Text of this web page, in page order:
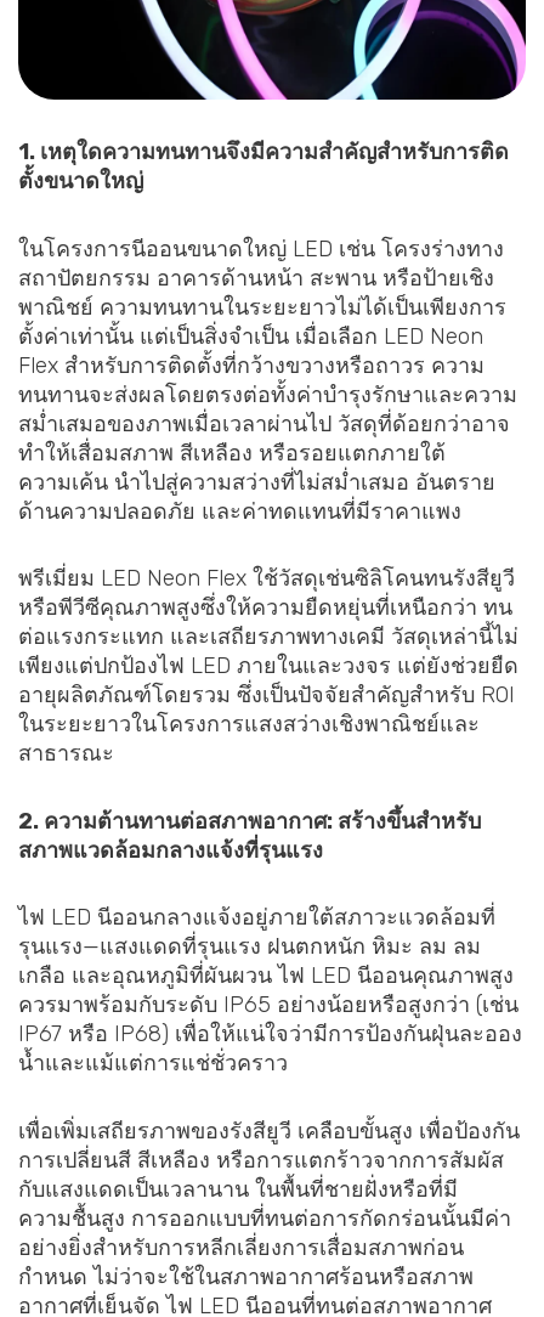
1. เหตุใดความทนทานจึงมีความสำคัญสำหรับการติด
ตั้งขนาดใหญ่
ในโครงการนีออนขนาดใหญ่ LED เช่น โครงร่างทาง
สถาปัตยกรรม อาคารด้านหน้า สะพาน หรือป้ายเชิง
พาณิชย์ ความทนทานในระยะยาวไม่ได้เป็นเพียงการ
ตั้งค่าเท่านั้น แต่เป็นสิ่งจำเป็น เมื่อเลือก LED Neon
Flex สำหรับการติดตั้งที่กว้างขวางหรือถาวร ความ
ทนทานจะส่งผลโดยตรงต่อทั้งค่าบำรุงรักษาและความ
สม่ำเสมอของภาพเมื่อเวลาผ่านไป วัสดุที่ด้อยกว่าอาจ
ทำให้เสื่อมสภาพ สีเหลือง หรือรอยแตกภายใต้
ความเค้น นำไปสู่ความสว่างที่ไม่สม่ำเสมอ อันตราย
ด้านความปลอดภัย และค่าทดแทนที่มีราคาแพง
พรีเมี่ยม LED Neon Flex ใช้วัสดุเช่นซิลิโคนทนรังสียูวี
หรือพีวีซีคุณภาพสูงซึ่งให้ความยืดหยุ่นที่เหนือกว่า ทน
ต่อแรงกระแทก และเสถียรภาพทางเคมี วัสดุเหล่านี้ไม่
เพียงแต่ปกป้องไฟ LED ภายในและวงจร แต่ยังช่วยยืด
อายุผลิตภัณฑ์โดยรวม ซึ่งเป็นปัจจัยสำคัญสำหรับ ROI
ในระยะยาวในโครงการแสงสว่างเชิงพาณิชย์และ
สาธารณะ
2. ความต้านทานต่อสภาพอากาศ: สร้างขึ้นสำหรับ
สภาพแวดล้อมกลางแจ้งที่รุนแรง
ไฟ LED นีออนกลางแจ้งอยู่ภายใต้สภาวะแวดล้อมที่
รุนแรง—แสงแดดที่รุนแรง ฝนตกหนัก หิมะ ลม ลม
เกลือ และอุณหภูมิที่ผันผวน ไฟ LED นีออนคุณภาพสูง
ควรมาพร้อมกับระดับ IP65 อย่างน้อยหรือสูงกว่า (เช่น
IP67 หรือ IP68) เพื่อให้แน่ใจว่ามีการป้องกันฝุ่นละออง
น้ำและแม้แต่การแช่ชั่วคราว
เพื่อเพิ่มเสถียรภาพของรังสียูวี เคลือบขั้นสูง เพื่อป้องกัน
การเปลี่ยนสี สีเหลือง หรือการแตกร้าวจากการสัมผัส
กับแสงแดดเป็นเวลานาน ในพื้นที่ชายฝั่งหรือที่มี
ความชื้นสูง การออกแบบที่ทนต่อการกัดกร่อนนั้นมีค่า
อย่างยิ่งสำหรับการหลีกเลี่ยงการเสื่อมสภาพก่อน
กำหนด ไม่ว่าจะใช้ในสภาพอากาศร้อนหรือสภาพ
อากาศที่เย็นจัด ไฟ LED นีออนที่ทนต่อสภาพอากาศ